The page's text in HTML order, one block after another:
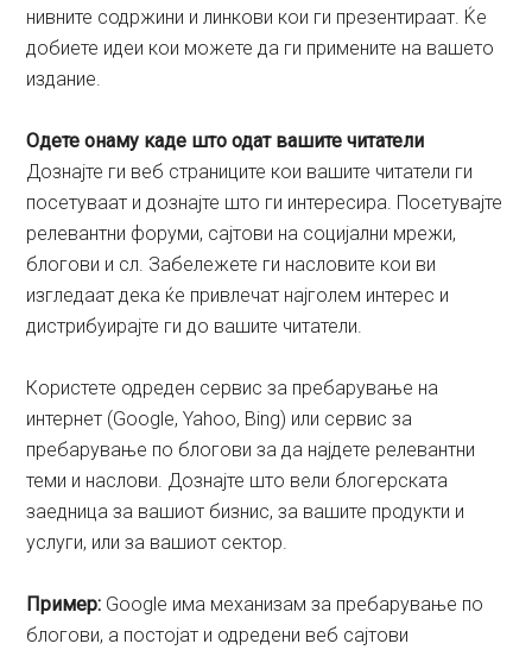
нивните содржини и линкови кои ги презентираат. Ќе
добиете идеи кои можете да ги примените на вашето
издание.
Одете онаму каде што одат вашите читатели
Дознајте ги веб страниците кои вашите читатели ги
посетуваат и дознајте што ги интересира. Посетувајте
релевантни форуми, сајтови на социјални мрежи,
блогови и сл. Забележете ги насловите кои ви
изгледаат дека ќе привлечат најголем интерес и
дистрибуирајте ги до вашите читатели.
Користете одреден сервис за пребарување на
интернет (Google, Yahoo, Bing) или сервис за
пребарување по блогови за да најдете релевантни
теми и наслови. Дознајте што вели блогерската
заедница за вашиот бизнис, за вашите продукти и
услуги, или за вашиот сектор.
Пример: Google има механизам за пребарување по
блогови, а постојат и одредени веб сајтови